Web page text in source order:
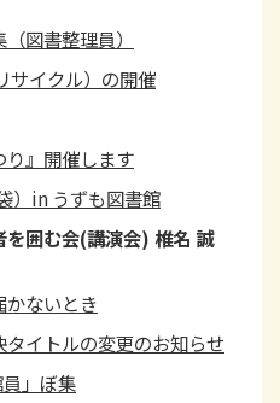
図書整理員）
サイクル）の開催
り』開催します
）in うずも図書館
を囲む会(講演会) 椎名 誠
かないとき
イトルの変更のお知らせ
」ぼ集